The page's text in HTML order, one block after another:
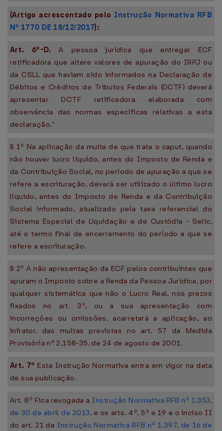
(Artigo acrescentado pelo Instrução Normativa RFB
Nº 1770 DE 18/12/2017):
Art. 6º-D. A pessoa jurídica que entregar ECF
retificadora que altere valores de apuração do IRPJ ou
da CSLL que haviam sido informados na Declaração de
Débitos e Créditos de Tributos Federais (DCTF) deverá
apresentar DCTF retificadora elaborada com
observância das normas específicas relativas a esta
declaração."
§ 1º Na aplicação da multa de que trata o caput, quando
não houver lucro líquido, antes do Imposto de Renda e
da Contribuição Social, no período de apuração a que se
refere a escrituração, deverá ser utilizado o último lucro
líquido, antes do Imposto de Renda e da Contribuição
Social informado, atualizado pela taxa referencial do
Sistema Especial de Liquidação e de Custódia - Selic,
até o termo final de encerramento do período a que se
refere a escrituração.
§ 2º A não apresentação da ECF pelos contribuintes que
apuram o Imposto sobre a Renda da Pessoa Jurídica, por
qualquer sistemática que não o Lucro Real, nos prazos
fixados no art. 3º, ou a sua apresentação com
incorreções ou omissões, acarretará a aplicação, ao
infrator, das multas previstas no art. 57 da Medida
Provisória nº 2.158-35, de 24 de agosto de 2001.
Art. 7º Esta Instrução Normativa entra em vigor na data
de sua publicação.
Art. 8º Fica revogada a Instrução Normativa RFB nº 1.353,
de 30 de abril de 2013, e os arts. 4º, 5º e 19 e o inciso II
do art. 21 da Instrução Normativa RFB nº 1.397, de 16 de